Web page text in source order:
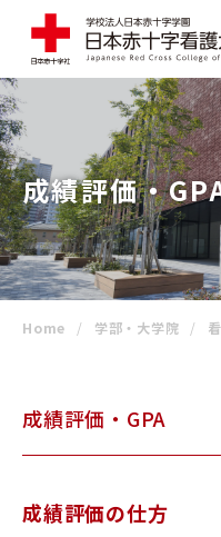
大学案内
EDUCATION
学部・大学院
ADMISSIONS
SCHOOL LIFE
学生生活
RESEARCH &
成績評価・
Home 学部・大学院
成績評価・GPA
成績評価の仕方